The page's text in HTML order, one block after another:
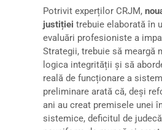
Potrivit experților CRJM,
justiției trebuie elaborată în
evaluări profesioniste a
Strategii, trebuie să meargă
logica integrității și să
reală de funcționare a
preliminare arată că, deși
ani au creat premisele unei
sistemice, deficitul de